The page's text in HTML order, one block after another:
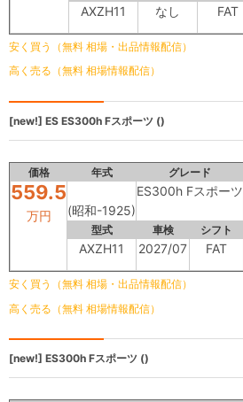
AXZH11 なし FAT
安く買う（無料 相場・出品情報配信）
高く売る（無料 相場情報配信）
[new!] ES ES300h Fスポーツ ()
価格 年式 グレード
559.5
万円 (昭和-1925)
ES300h Fスポーツ
型式 車検 シフト
AXZH11 2027/07 FAT
安く買う（無料 相場・出品情報配信）
高く売る（無料 相場情報配信）
[new!] ES300h Fスポーツ ()